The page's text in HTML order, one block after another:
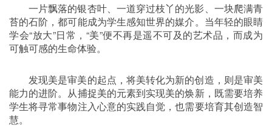
一片飘落的银杏叶、一道穿过枝丫的光影、一块爬满青
苔的石阶，都可能成为学生感知世界的媒介。当年轻的眼睛
学会“放大”日常，“美”便不再是遥不可及的艺术品，而成为
可触可感的生命体验。
发现美是审美的起点，将美转化为新的创造，则是审美
能力的进阶。从捕捉美的元素到实现美的焕新，既需要培养
学生将寻常事物注入心意的实践自觉，也需要培育其创造智
慧。